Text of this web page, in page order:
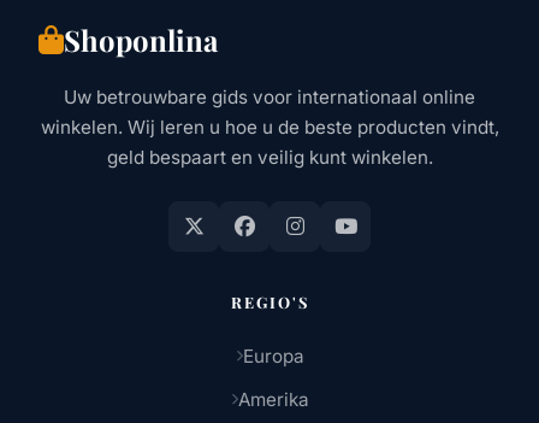
Shoponlina
Uw betrouwbare gids voor internationaal online
winkelen. Wij leren u hoe u de beste producten vindt,
geld bespaart en veilig kunt winkelen.
REGIO'S
Europa
Amerika